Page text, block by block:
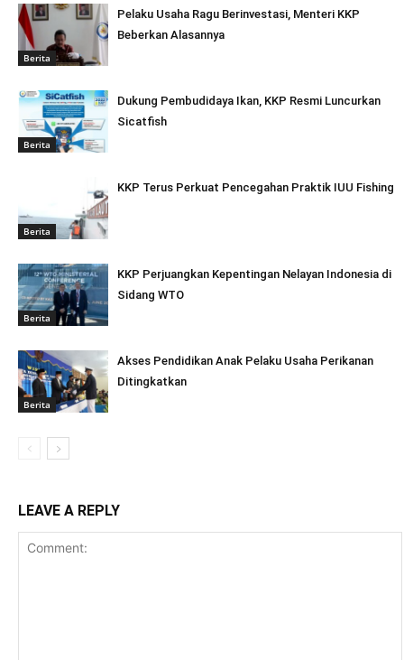
Berita
Pelaku Usaha Ragu Berinvestasi, Menteri KKP
Beberkan Alasannya
Berita
Dukung Pembudidaya Ikan, KKP Resmi Luncurkan
Sicatfish
Berita
KKP Terus Perkuat Pencegahan Praktik IUU Fishing
Berita
KKP Perjuangkan Kepentingan Nelayan Indonesia di
Sidang WTO
Berita
Akses Pendidikan Anak Pelaku Usaha Perikanan
Ditingkatkan
LEAVE A REPLY